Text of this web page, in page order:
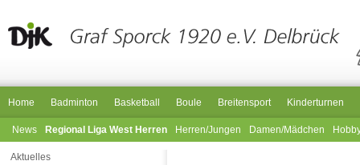
Home Badminton Basketball Boule Breitensport Kinderturnen
News Regional Liga West Herren Herren/Jungen Damen/Mädchen
Aktuelles